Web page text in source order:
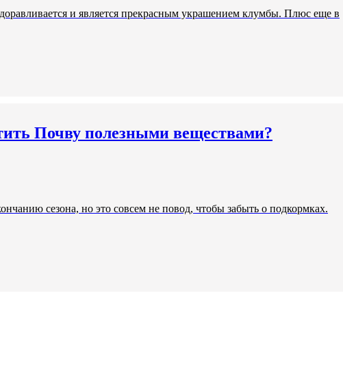
и является прекрасным украшением клумбы. Плюс еще в
Почву полезными веществами?
сезона, но это совсем не повод, чтобы забыть о подкормках.